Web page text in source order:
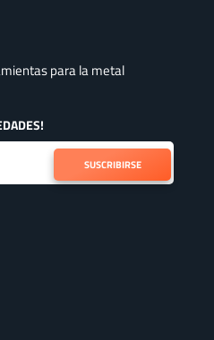
para la metal
SUSCRIBIRSE